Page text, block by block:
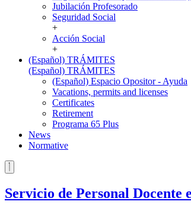
Jubilación Profesorado
Seguridad Social
+
Acción Social
+
(Español) TRÁMITES
(Español) TRÁMITES
(Español) Espacio Opositor - Ayuda
Vacations, permits and licenses
Certificates
Retirement
Programa 65 Plus
News
Normative
Servicio de Personal Docente